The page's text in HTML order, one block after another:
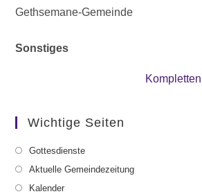
Gethsemane-Gemeinde
Sonstiges
Wichtige Seiten
Gottesdienste
Aktuelle Gemeindezeitung
Kalender